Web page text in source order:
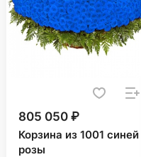
805 050 ₽
Корзина из 1001 синей
розы